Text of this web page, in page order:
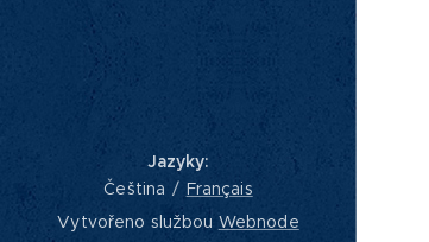
Vytvořeno službou Webnode
Jazyky
Čeština
Français